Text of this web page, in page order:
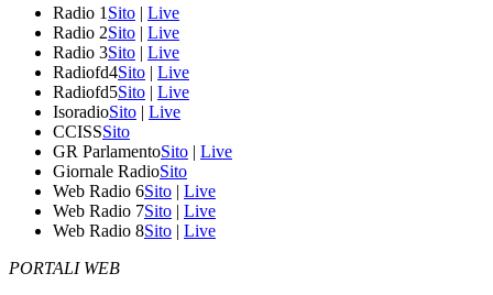
Radio 1 Sito | Live
Radio 2Sito | Live
Radio 3Sito | Live
Radiofd4Sito | Live
Radiofd5Sito | Live
IsoradioSito | Live
CCISSSito
GR ParlamentoSito | Live
Giornale RadioSito
Web Radio 6Sito | Live
Web Radio 7Sito | Live
Web Radio 8Sito | Live
PORTALI WEB